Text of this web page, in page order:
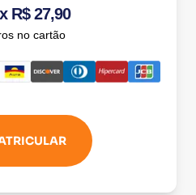
R$ 27,90
no cartão